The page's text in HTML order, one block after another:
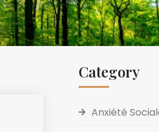
Category
Anxiété